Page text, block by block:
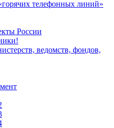
телефонных линий»
России
ведомств, фондов,